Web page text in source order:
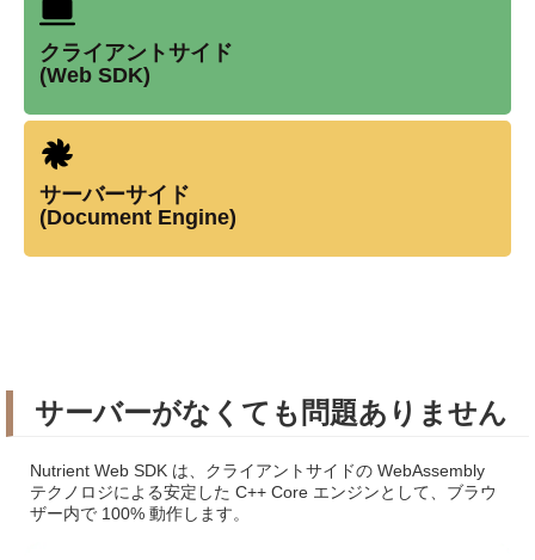
クライアントサイド
(Web SDK)
サーバーサイド
(Document Engine)
サーバーがなくても問題ありません
Nutrient Web SDK は、クライアントサイドの WebAssembly
テクノロジによる安定した C++ Core エンジンとして、ブラウ
ザー内で 100% 動作します。